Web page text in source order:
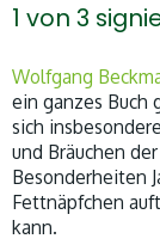
1 von 3
Wolfgang
ein ganzes Buch
sich
und Bräuchen
Besonderheiten
Fettnäpfchen
kann.